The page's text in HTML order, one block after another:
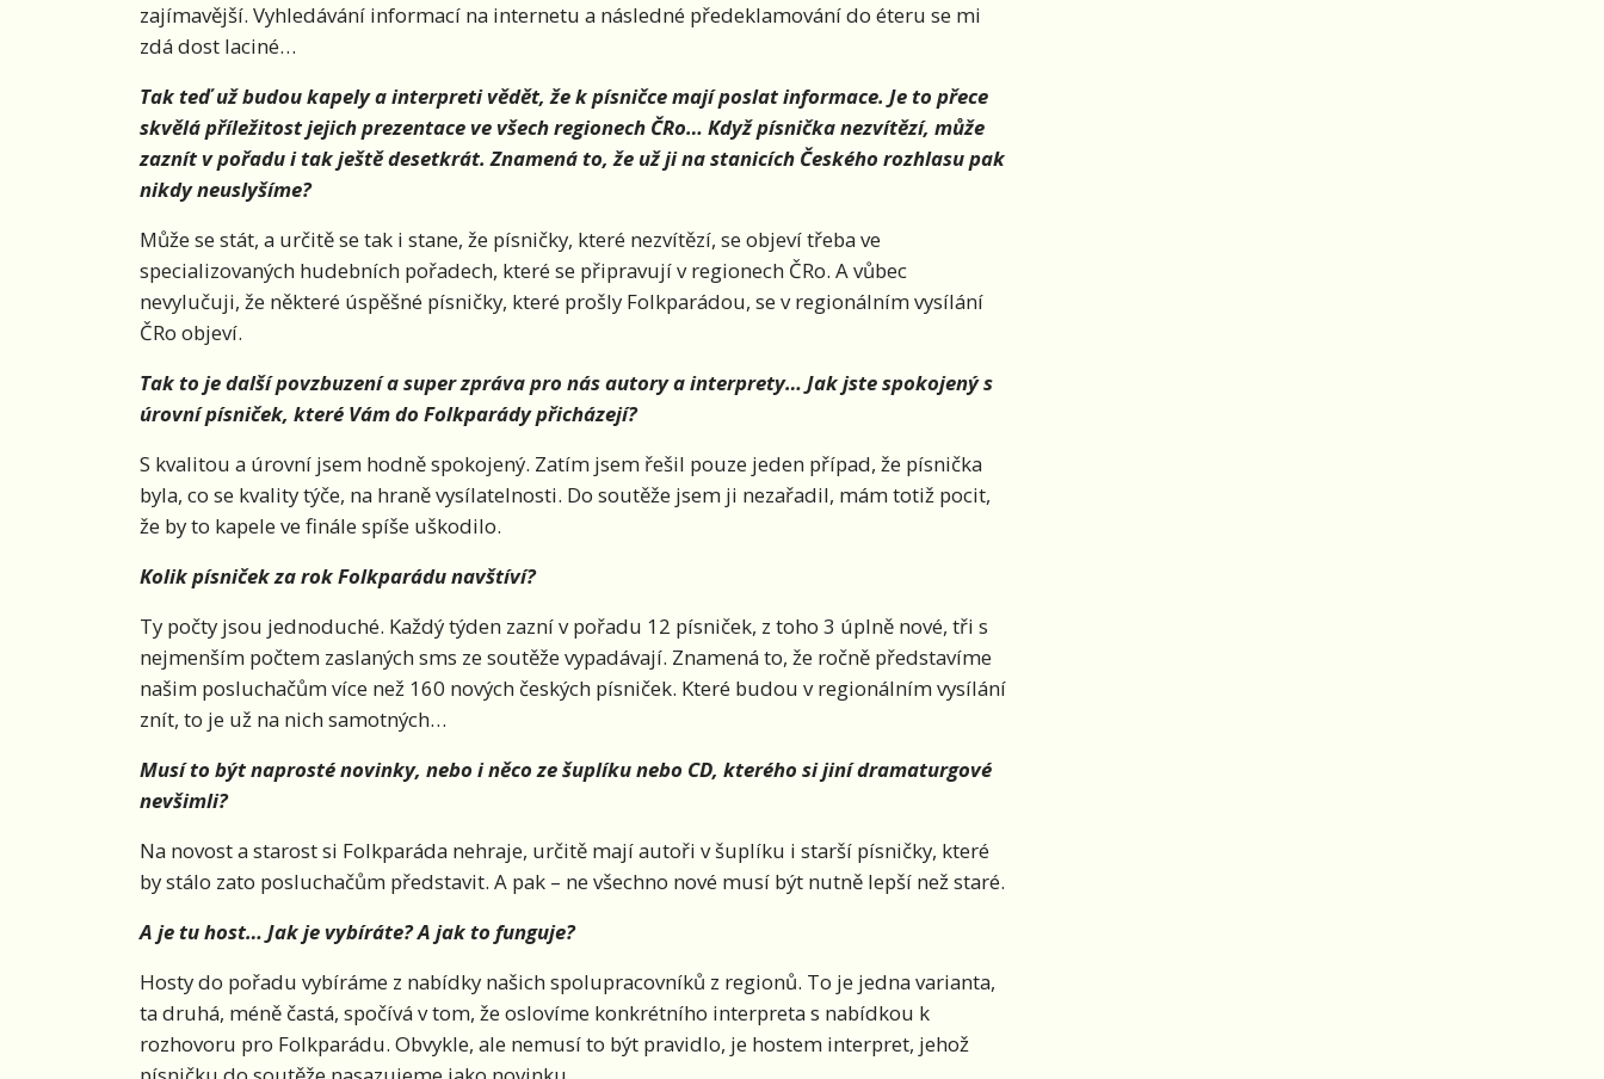
zajímavější. Vyhledávání informací na internetu a následné předeklamování do éteru se mi
zdá dost laciné…
Tak teď už budou kapely a interpreti vědět, že k písničce mají poslat informace. Je to přece
skvělá příležitost jejich prezentace ve všech regionech ČRo… Když písnička nezvítězí, může
zaznít v pořadu i tak ještě desetkrát. Znamená to, že už ji na stanicích Českého rozhlasu pak
nikdy neuslyšíme?
Může se stát, a určitě se tak i stane, že písničky, které nezvítězí, se objeví třeba ve
specializovaných hudebních pořadech, které se připravují v regionech ČRo. A vůbec
nevylučuji, že některé úspěšné písničky, které prošly Folkparádou, se v regionálním vysílání
ČRo objeví.
Tak to je další povzbuzení a super zpráva pro nás autory a interprety… Jak jste spokojený s
úrovní písniček, které Vám do Folkparády přicházejí?
S kvalitou a úrovní jsem hodně spokojený. Zatím jsem řešil pouze jeden případ, že písnička
byla, co se kvality týče, na hraně vysílatelnosti. Do soutěže jsem ji nezařadil, mám totiž pocit,
že by to kapele ve finále spíše uškodilo.
Kolik písniček za rok Folkparádu navštíví?
Ty počty jsou jednoduché. Každý týden zazní v pořadu 12 písniček, z toho 3 úplně nové, tři s
nejmenším počtem zaslaných sms ze soutěže vypadávají. Znamená to, že ročně představíme
našim posluchačům více než 160 nových českých písniček. Které budou v regionálním vysílání
znít, to je už na nich samotných…
Musí to být naprosté novinky, nebo i něco ze šuplíku nebo CD, kterého si jiní dramaturgové
nevšimli?
Na novost a starost si Folkparáda nehraje, určitě mají autoři v šuplíku i starší písničky, které
by stálo zato posluchačům představit. A pak – ne všechno nové musí být nutně lepší než staré.
A je tu host… Jak je vybíráte? A jak to funguje?
Hosty do pořadu vybíráme z nabídky našich spolupracovníků z regionů. To je jedna varianta,
ta druhá, méně častá, spočívá v tom, že oslovíme konkrétního interpreta s nabídkou k
rozhovoru pro Folkparádu. Obvykle, ale nemusí to být pravidlo, je hostem interpret, jehož